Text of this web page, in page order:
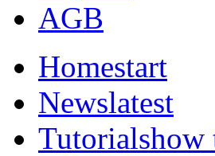
AGB
Homestart
Newslatest
Tutorialshow